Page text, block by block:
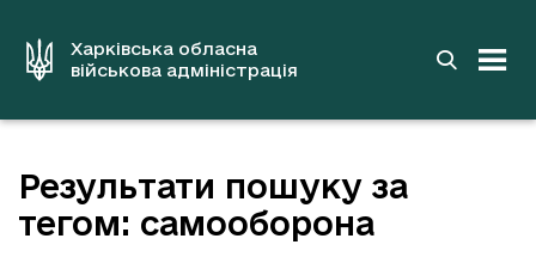
вмістуХарківська обласна
військова адміністрація
Результати пошуку за
тегом: самооборона